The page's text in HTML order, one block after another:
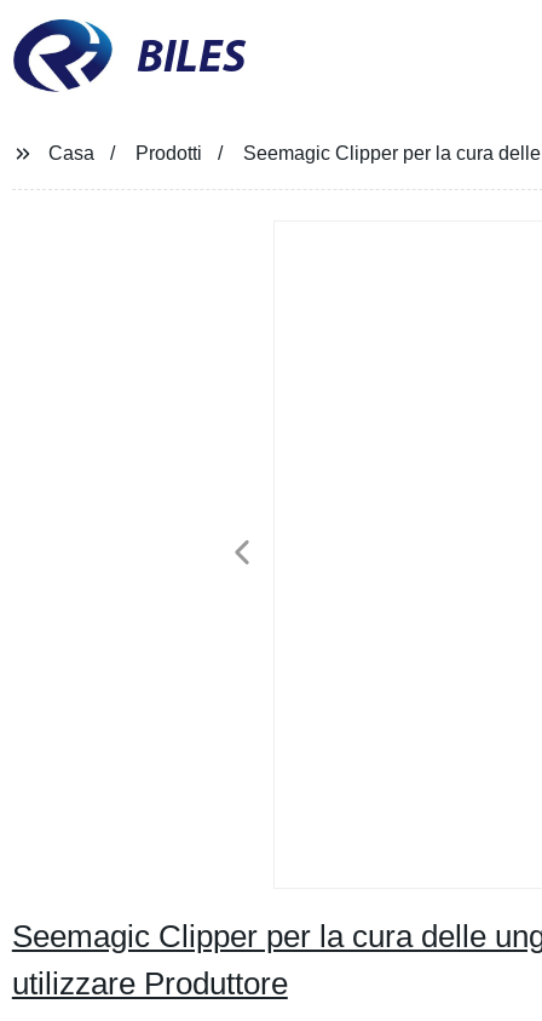
BILES
Casa Prodotti Seemagic Clipper per la cura
Seemagic Clipper per la cura delle
utilizzare Produttore